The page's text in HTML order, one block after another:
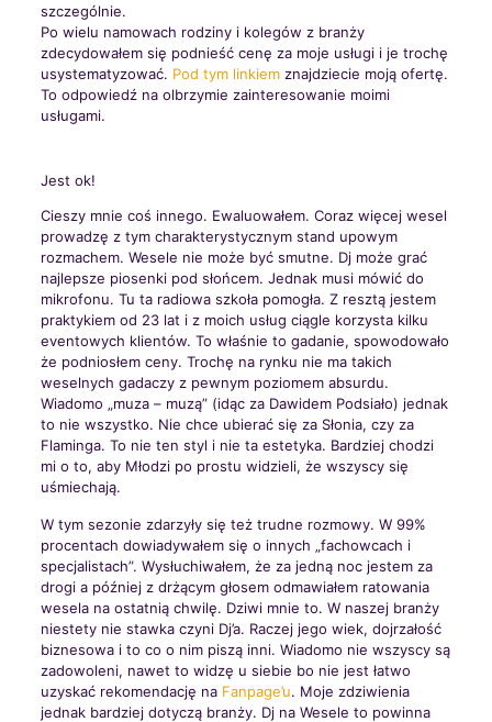
szczególnie.
Po wielu namowach rodziny i kolegów z branży
zdecydowałem się podnieść cenę za moje usługi i je trochę
usystematyzować. Pod tym linkiem znajdziecie moją ofertę.
To odpowiedź na olbrzymie zainteresowanie moimi
usługami.
Jest ok!
Cieszy mnie coś innego. Ewaluowałem. Coraz więcej wesel
prowadzę z tym charakterystycznym stand upowym
rozmachem. Wesele nie może być smutne. Dj może grać
najlepsze piosenki pod słońcem. Jednak musi mówić do
mikrofonu. Tu ta radiowa szkoła pomogła. Z resztą jestem
praktykiem od 23 lat i z moich usług ciągle korzysta kilku
eventowych klientów. To właśnie to gadanie, spowodowało
że podniosłem ceny. Trochę na rynku nie ma takich
weselnych gadaczy z pewnym poziomem absurdu.
Wiadomo „muza – muzą” (idąc za Dawidem Podsiało) jednak
to nie wszystko. Nie chce ubierać się za Słonia, czy za
Flaminga. To nie ten styl i nie ta estetyka. Bardziej chodzi
mi o to, aby Młodzi po prostu widzieli, że wszyscy się
uśmiechają.
W tym sezonie zdarzyły się też trudne rozmowy. W 99%
procentach dowiadywałem się o innych „fachowcach i
specjalistach”. Wysłuchiwałem, że za jedną noc jestem za
drogi a później z drżącym głosem odmawiałem ratowania
wesela na ostatnią chwilę. Dziwi mnie to. W naszej branży
niestety nie stawka czyni Dj’a. Raczej jego wiek, dojrzałość
biznesowa i to co o nim piszą inni. Wiadomo nie wszyscy są
zadowoleni, nawet to widzę u siebie bo nie jest łatwo
uzyskać rekomendację na Fanpage’u. Moje zdziwienia
jednak bardziej dotyczą branży. Dj na Wesele to powinna